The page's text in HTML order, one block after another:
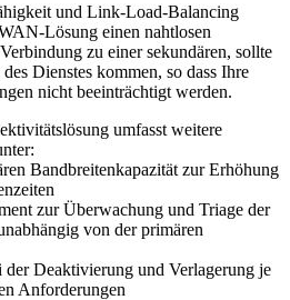
und Link-Load-Balancing
Lösung einen nahtlosen
zu einer sekundären, sollte
Dienstes kommen, so dass Ihre
nicht beeinträchtigt werden.
umfasst weitere
Bandbreitenkapazität zur Erhöhung
zur Überwachung und Triage der
von der primären
Deaktivierung und Verlagerung je
Anforderungen